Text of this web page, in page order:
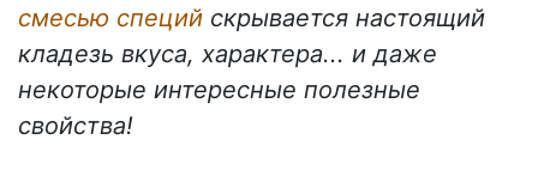
смесью специй скрывается настоящий
кладезь вкуса, характера... и даже
некоторые интересные полезные
свойства!